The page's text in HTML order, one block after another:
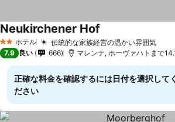
2 ホテルのランク
ホテル 伝統的な家族経営の温かい雰囲気
Neukirchener Hof
7.9 良い 666 マレンテ, ホーヴァハトまで
正確な料金を確認するには日付を選択してく
ださい